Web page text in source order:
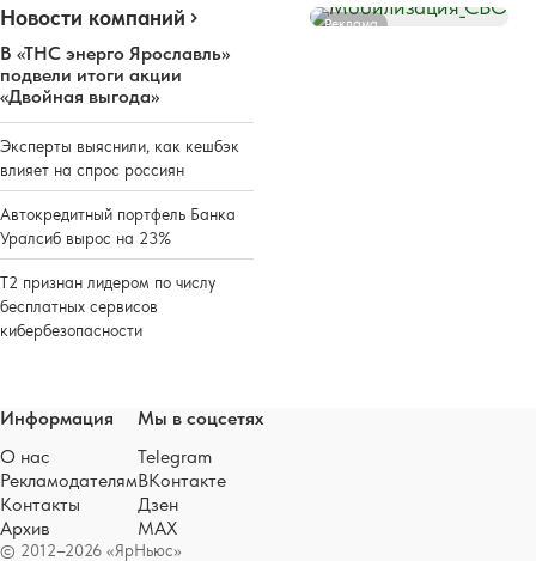
Новости компаний
В «ТНС энерго Ярославль»
подвели итоги акции
«Двойная выгода»
Эксперты выяснили, как кешбэк
влияет на спрос россиян
Автокредитный портфель Банка
Уралсиб вырос на 23%
Т2 признан лидером по числу
бесплатных сервисов
кибербезопасности
Реклама
© 2012–2026 «ЯрНьюс»
Информация
О нас
Рекламодателям
Контакты
Архив
Мы в соцсетях
Telegram
ВКонтакте
Дзен
MAX